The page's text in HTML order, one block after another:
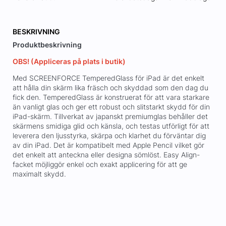
BESKRIVNING
Produktbeskrivning
OBS! (Appliceras på plats i butik)
Med SCREENFORCE TemperedGlass för iPad är det enkelt
att hålla din skärm lika fräsch och skyddad som den dag du
fick den. TemperedGlass är konstruerat för att vara starkare
än vanligt glas och ger ett robust och slitstarkt skydd för din
iPad-skärm. Tillverkat av japanskt premiumglas behåller det
skärmens smidiga glid och känsla, och testas utförligt för att
leverera den ljusstyrka, skärpa och klarhet du förväntar dig
av din iPad. Det är kompatibelt med Apple Pencil vilket gör
det enkelt att anteckna eller designa sömlöst. Easy Align-
facket möjliggör enkel och exakt applicering för att ge
maximalt skydd.